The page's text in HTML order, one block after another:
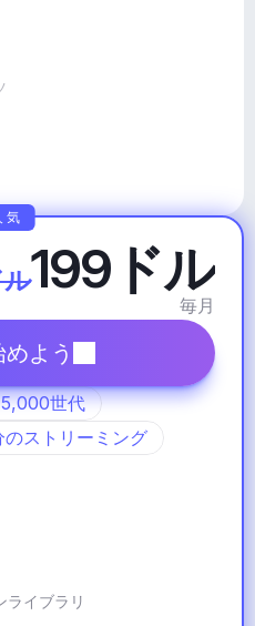
199ドル
毎月
よう
世代
ストリーミング
ライブラリ
気